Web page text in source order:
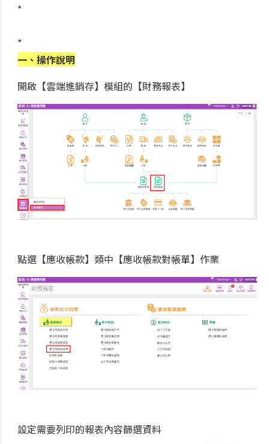
*
*
一、操作說明
開啟【雲端進銷存】模組的【財務報表】
點選【應收帳款】類中【應收帳款對帳單】作業
設定需要列印的報表內容篩選資料